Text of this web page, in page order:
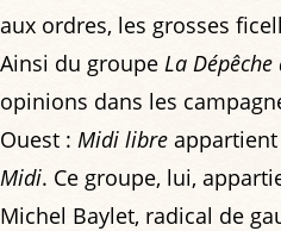
aux ordres, les grosses
Ainsi du groupe La
opinions dans les
Ouest : Midi libre
Midi. Ce groupe, lui,
Michel Baylet, radical de